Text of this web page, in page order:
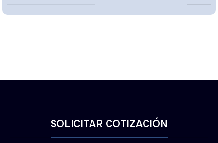
SOLICITAR COTIZACIÓN